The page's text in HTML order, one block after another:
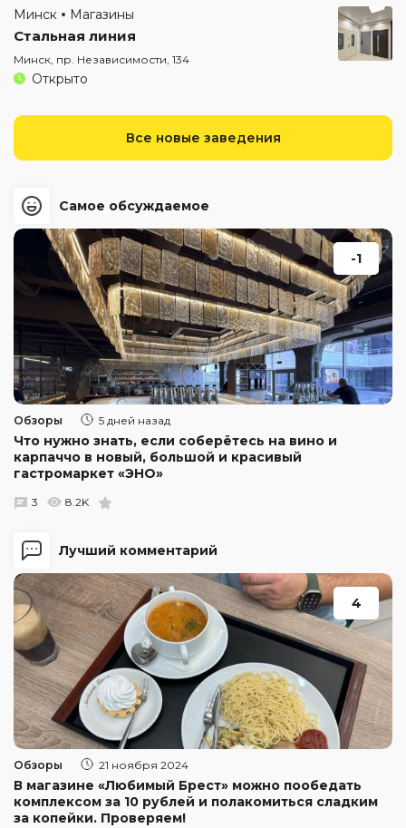
Минск Магазины
Стальная линия
Минск, пр. Независимости, 134
Открыто
Все новые заведения
Лучший комментарий
4
Обзоры 21 ноября 2024
В магазине «Любимый Брест» можно пообедать
комплексом за 10 рублей и полакомиться сладким
за копейки. Проверяем!
Самое обсуждаемое
-1
Обзоры 5 дней назад
Что нужно знать, если соберётесь на вино и
карпаччо в новый, большой и красивый
гастромаркет «ЭНО»
3 8.2K